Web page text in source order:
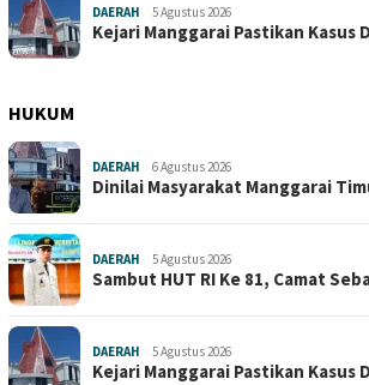
DAERAH 5 Agustus 2026
Kejari Manggarai Pastikan Kasus
HUKUM
DAERAH 6 Agustus 2026
Dinilai Masyarakat Manggarai
DAERAH 5 Agustus 2026
Sambut HUT RI Ke 81, Camat
DAERAH 5 Agustus 2026
Kejari Manggarai Pastikan Kasus